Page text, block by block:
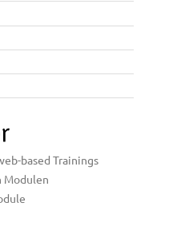
based Trainings
Modulen